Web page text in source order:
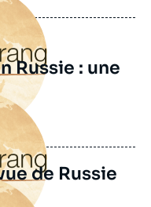
Russie : une
de Russie